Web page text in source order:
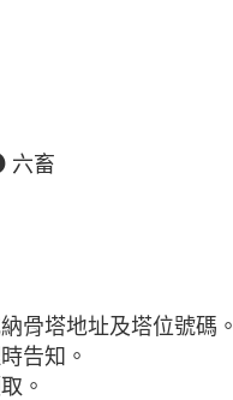
六畜
骨塔地址及塔位號碼。
告知。
。